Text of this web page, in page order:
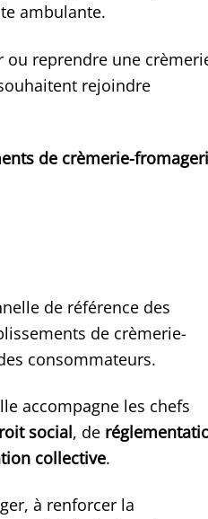
ambulante.
reprendre une
rejoindre
de crèmerie-
de référence des
de crèmerie-
consommateurs.
accompagne les chefs
social, de
collective.
à renforcer la